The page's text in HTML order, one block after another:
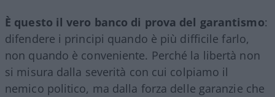
È questo il vero banco di prova del garantismo:
difendere i principi quando è più difficile farlo,
non quando è conveniente. Perché la libertà non
si misura dalla severità con cui colpiamo il
nemico politico, ma dalla forza delle garanzie che